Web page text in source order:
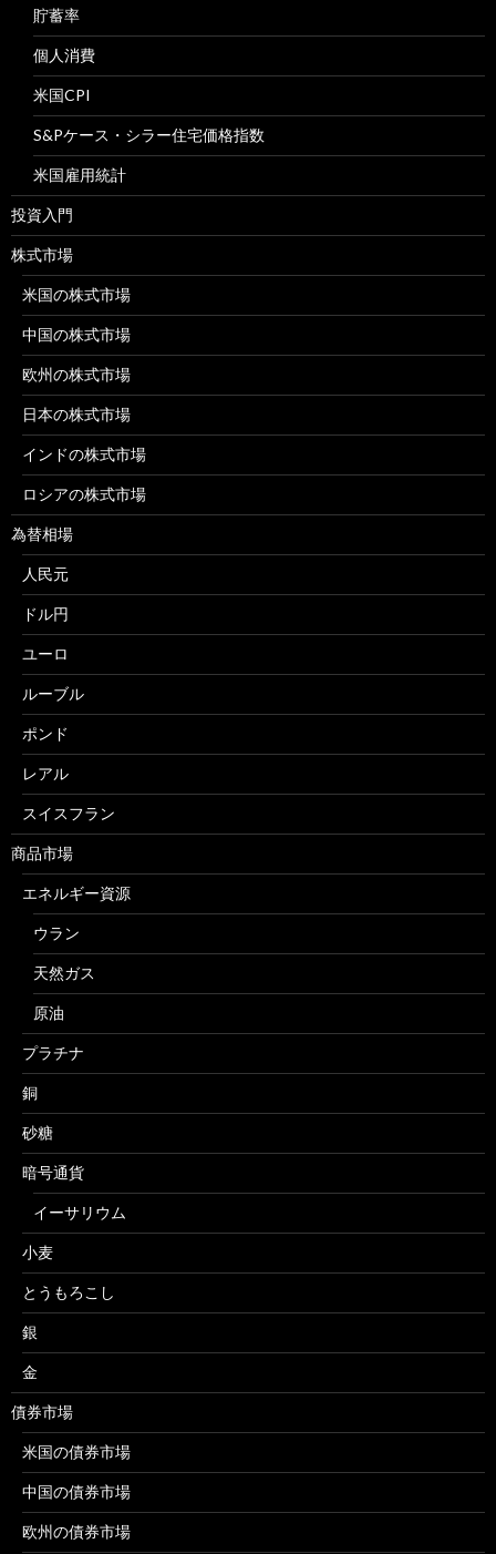
貯蓄率
個人消費
米国CPI
S&Pケース・シラー住宅価格指数
米国雇用統計
投資入門
株式市場
米国の株式市場
中国の株式市場
欧州の株式市場
日本の株式市場
インドの株式市場
ロシアの株式市場
為替相場
人民元
ドル円
ユーロ
ルーブル
ポンド
レアル
スイスフラン
商品市場
エネルギー資源
ウラン
天然ガス
原油
プラチナ
銅
砂糖
暗号通貨
イーサリウム
小麦
とうもろこし
銀
金
債券市場
米国の債券市場
中国の債券市場
欧州の債券市場